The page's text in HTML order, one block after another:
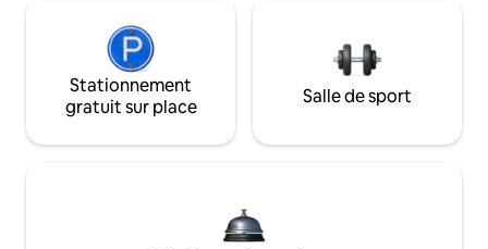
Stationnement
gratuit sur place
Salle de sport